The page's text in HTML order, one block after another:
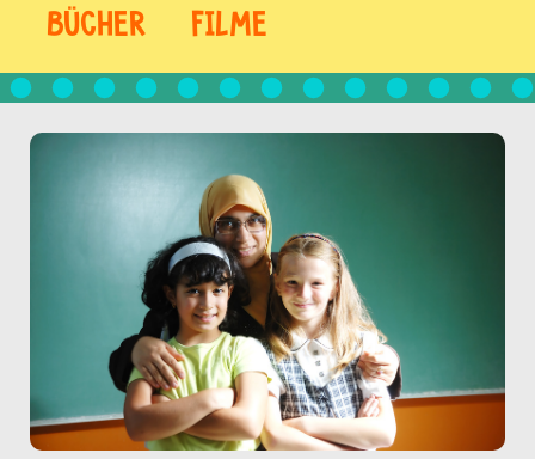
BÜCHER FILME